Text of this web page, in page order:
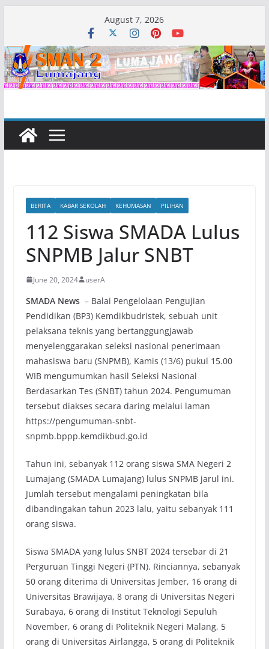
content
August 7, 2026
BERITA KABAR SEKOLAH KEHUMASAN PILIHAN
112 Siswa SMADA Lulus
SNPMB Jalur SNBT
June 20, 2024 userA
SMADA News – Balai Pengelolaan Pengujian
Pendidikan (BP3) Kemdikbudristek, sebuah unit
pelaksana teknis yang bertanggungjawab
menyelenggarakan seleksi nasional penerimaan
mahasiswa baru (SNPMB), Kamis (13/6) pukul 15.00
WIB mengumumkan hasil Seleksi Nasional
Berdasarkan Tes (SNBT) tahun 2024. Pengumuman
tersebut diakses secara daring melalui laman
https://pengumuman-snbt-
snpmb.bppp.kemdikbud.go.id
Tahun ini, sebanyak 112 orang siswa SMA Negeri 2
Lumajang (SMADA Lumajang) lulus SNPMB jarul ini.
Jumlah tersebut mengalami peningkatan bila
dibandingakan tahun 2023 lalu, yaitu sebanyak 111
orang siswa.
Siswa SMADA yang lulus SNBT 2024 tersebar di 21
Perguruan Tinggi Negeri (PTN). Rinciannya, sebanyak
50 orang diterima di Universitas Jember, 16 orang di
Universitas Brawijaya, 8 orang di Universitas Negeri
Surabaya, 6 orang di Institut Teknologi Sepuluh
November, 6 orang di Politeknik Negeri Malang, 5
orang di Universitas Airlangga, 5 orang di Politeknik